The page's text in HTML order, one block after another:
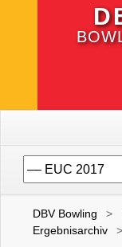
Navigation
überspringen
DBV Bowling
Ergebnisarchiv